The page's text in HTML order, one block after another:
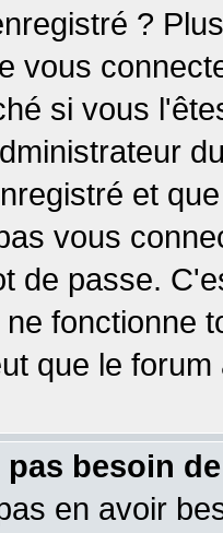
?
vous
si vous
et
vous
de passe.
fonctionne
que le
besoin
en avoir